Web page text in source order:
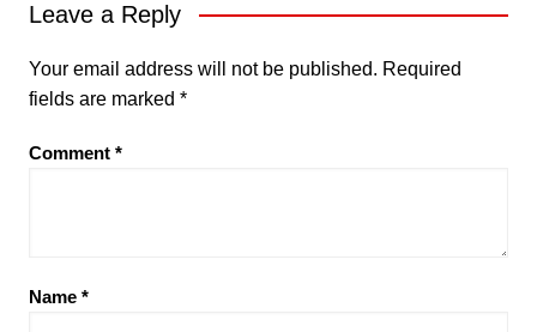
Leave a Reply
Your email address will not be published. Required
fields are marked *
Comment *
Name *